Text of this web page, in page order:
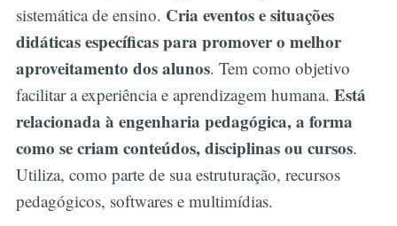
sistemática de ensino. Cria eventos e situações
didáticas específicas para promover o melhor
aproveitamento dos alunos. Tem como objetivo
facilitar a experiência e aprendizagem humana. Está
relacionada à engenharia pedagógica, a forma
como se criam conteúdos, disciplinas ou cursos.
Utiliza, como parte de sua estruturação, recursos
pedagógicos, softwares e multimídias.